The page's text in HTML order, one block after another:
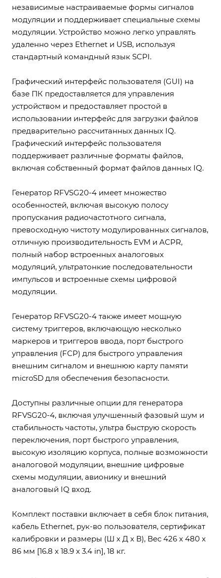
независимые настраиваемые формы сигналов
модуляции и поддерживает специальные схемы
модуляции. Устройство можно легко управлять
удаленно через Ethernet и USB, используя
стандартный командный язык SCPI.
Графический интерфейс пользователя (GUI) на
базе ПК предоставляется для управления
устройством и предоставляет простой в
использовании интерфейс для загрузки файлов
предварительно рассчитанных данных IQ.
Графический интерфейс пользователя
поддерживает различные форматы файлов,
включая собственный формат файлов данных IQ.
Генератор RFVSG20-4 имеет множество
особенностей, включая высокую полосу
пропускания радиочастотного сигнала,
превосходную чистоту модулированных сигналов,
отличную производительность EVM и ACPR,
полный набор встроенных аналоговых
модуляций, ультратонкие последовательности
импульсов и встроенные схемы цифровой
модуляции.
Генератор RFVSG20-4 также имеет мощную
систему триггеров, включающую несколько
маркеров и триггеров ввода, порт быстрого
управления (FCP) для быстрого управления
внешним сигналом и внешнюю карту памяти
microSD для обеспечения безопасности.
Доступны различные опции для генератора
RFVSG20-4, включая улучшенный фазовый шум и
стабильность частоты, ультра быструю скорость
переключения, порт быстрого управления,
высокую изоляцию корпуса, полные возможности
аналоговой модуляции, внешние цифровые
схемы модуляции, авионику и внешний
аналоговый IQ вход.
Комплект поставки включает в себя блок питания,
кабель Ethernet, рук-во пользователя, сертификат
калибровки и размеры (Ш x Д x В), Вес 426 x 480 x
86 мм [16.8 x 18.9 x 3.4 in], 18 кг.